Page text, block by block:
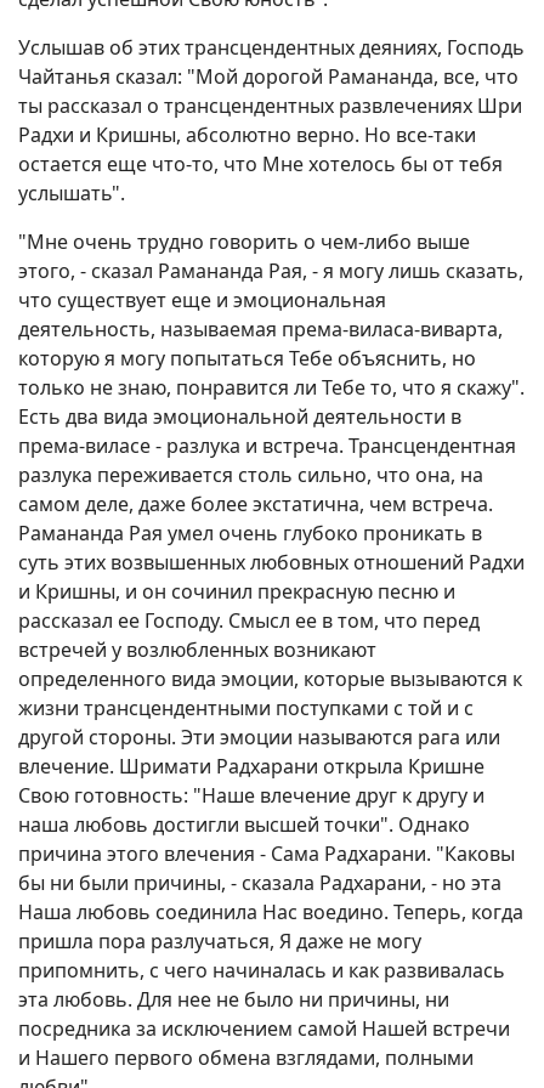
Услышав об этих трансцендентных деяниях, Господь
Чайтанья сказал: "Мой дорогой Рамананда, все, что
ты рассказал о трансцендентных развлечениях Шри
Радхи и Кришны, абсолютно верно. Но все-таки
остается еще что-то, что Мне хотелось бы от тебя
услышать".
"Мне очень трудно говорить о чем-либо выше
этого, - сказал Рамананда Рая, - я могу лишь сказать,
что существует еще и эмоциональная
деятельность, называемая према-виласа-виварта,
которую я могу попытаться Тебе объяснить, но
только не знаю, понравится ли Тебе то, что я скажу".
Есть два вида эмоциональной деятельности в
према-виласе - разлука и встреча. Трансцендентная
разлука переживается столь сильно, что она, на
самом деле, даже более экстатична, чем встреча.
Рамананда Рая умел очень глубоко проникать в
суть этих возвышенных любовных отношений Радхи
и Кришны, и он сочинил прекрасную песню и
рассказал ее Господу. Смысл ее в том, что перед
встречей у возлюбленных возникают
определенного вида эмоции, которые вызываются к
жизни трансцендентными поступками с той и с
другой стороны. Эти эмоции называются рага или
влечение. Шримати Радхарани открыла Кришне
Свою готовность: "Наше влечение друг к другу и
наша любовь достигли высшей точки". Однако
причина этого влечения - Сама Радхарани. "Каковы
бы ни были причины, - сказала Радхарани, - но эта
Наша любовь соединила Нас воедино. Теперь, когда
пришла пора разлучаться, Я даже не могу
припомнить, с чего начиналась и как развивалась
эта любовь. Для нее не было ни причины, ни
посредника за исключением самой Нашей встречи
и Нашего первого обмена взглядами, полными